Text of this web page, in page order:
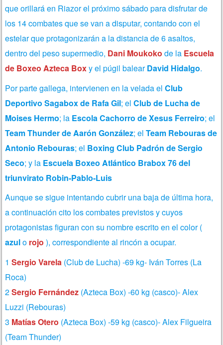
que orillará en Riazor el próximo sábado para disfrutar de
los 14 combates que se van a disputar, contando con el
estelar que protagonizarán a la distancia de 6 asaltos,
dentro del peso supermedio, Dani Moukoko de la Escuela
de Boxeo Azteca Boxy el púgil balearDavid Hidalgo.
Por parte gallega, intervienen en la velada elClub
Deportivo Sagabox de Rafa Gil; elClub de Lucha de
Moises Hermo; la Escola Cachorro de Xesus Ferreiro; el
Team Thunder de Aarón González; elTeam Rebouras de
Antonio Rebouras; el Boxing Club Padrón de Sergio
Seco; y la Escuela Boxeo Atlántico Brabox 76 del
triunvirato Robin-Pablo-Luis
Aunque se sigue intentando cubrir una baja de última hora,
a continuación cito loscombates previstos y cuyos
protagonistas figuran con su nombre escrito en el color (
azulo rojo ), correspondiente al rincón a ocupar.
1 Sergio Varela (Club de Lucha) -69 kg- Iván Torres (La
Roca)
2Sergio Fernández (Azteca Box) -60 kg (casco)- Alex
Luzzi (Rebouras)
3 Matías Otero (Azteca Box) -59 kg (casco)- Alex Filgueira
(Team Thunder)